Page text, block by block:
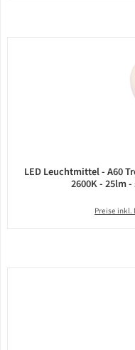
LED Leuchtmittel - A60
2600K - 25lm
Preise inkl.